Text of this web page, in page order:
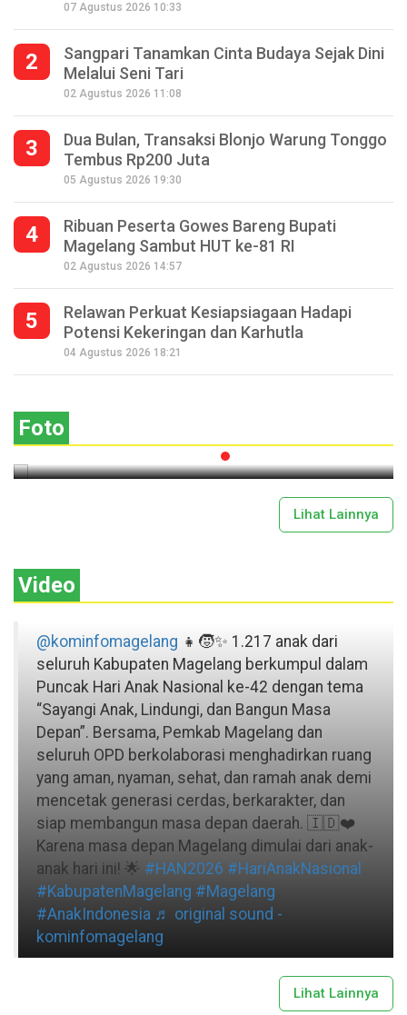
07 Agustus 2026 10:33
2
Sangpari Tanamkan Cinta Budaya Sejak Dini
Melalui Seni Tari
02 Agustus 2026 11:08
3
Dua Bulan, Transaksi Blonjo Warung Tonggo
Tembus Rp200 Juta
05 Agustus 2026 19:30
4
Ribuan Peserta Gowes Bareng Bupati
Magelang Sambut HUT ke-81 RI
02 Agustus 2026 14:57
5
Relawan Perkuat Kesiapsiagaan Hadapi
Potensi Kekeringan dan Karhutla
04 Agustus 2026 18:21
Foto
Seperempat Abad Perhelatan Festival
Lima Gunung XXV Kobarkan Semangat
Lihat Lainnya
Video
@kominfomagelang 👧🧒✨ 1.217 anak dari
seluruh Kabupaten Magelang berkumpul dalam
Puncak Hari Anak Nasional ke-42 dengan tema
“Sayangi Anak, Lindungi, dan Bangun Masa
Depan”. Bersama, Pemkab Magelang dan
seluruh OPD berkolaborasi menghadirkan ruang
yang aman, nyaman, sehat, dan ramah anak demi
mencetak generasi cerdas, berkarakter, dan
siap membangun masa depan daerah. 🇮🇩❤️
Karena masa depan Magelang dimulai dari anak-
anak hari ini! 🌟 #HAN2026 #HariAnakNasional
#KabupatenMagelang #Magelang
#AnakIndonesia ♬ original sound -
kominfomagelang
Lihat Lainnya